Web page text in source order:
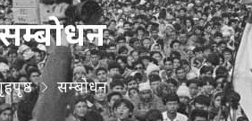
सम्बोधन